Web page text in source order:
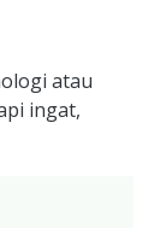
atau
ingat,